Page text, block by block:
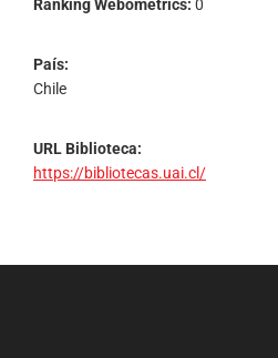
Ranking Webometrics: 0
País:
Chile
URL Biblioteca:
https://bibliotecas.uai.cl/